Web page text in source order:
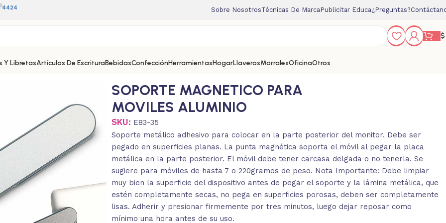
4424 Sobre NosotrosTécnicas De MarcaPublicitar Educa¿Preguntas?
$
Y LibretasArtículos De EscrituraBebidasConfecciónHerramientasHogarLlaverosMorralesOficinaOtros
SOPORTE MAGNETICO PARA
MOVILES ALUMINIO
SKU: E83-35
Soporte metálico adhesivo para colocar en la parte posterior del monitor. Debe ser
pegado en superficies planas. La punta magnética soporta el móvil al pegar la placa
metálica en la parte posterior. El móvil debe tener carcasa delgada o no tenerla. Se
sugiere para móviles de hasta 7 o 220gramos de peso. Nota Importante: Debe limpiar
muy bien la superficie del dispositivo antes de pegar el soporte y la lámina metálica, que
estén completamente secas, no pega en superficies porosas, deben ser completamente
lisas. Adherir y presionar firmemente por tres minutos, luego dejar reposar como
mínimo una hora antes de su uso.